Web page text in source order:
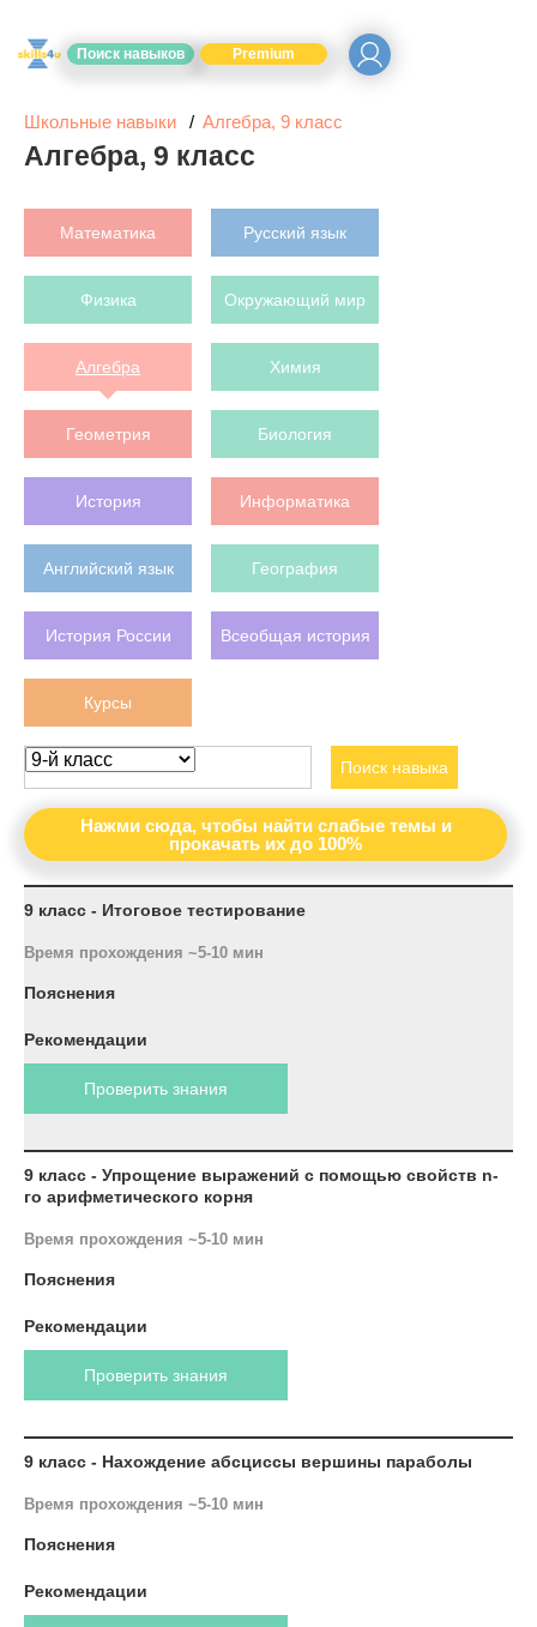
Поиск навыков Premium
Школьные навыки Алгебра, 9 класс
Алгебра, 9 класс
Математика Русский язык
Физика Окружающий мир
Алгебра Химия
Геометрия Биология
История Информатика
Английский язык География
История России Всеобщая история
Курсы
Поиск навыка
Нажми сюда, чтобы найти слабые темы и
прокачать их до 100%
9 класс - Итоговое тестирование
Время прохождения ~5-10 мин
Пояснения
Рекомендации
Проверить знания
9 класс - Упрощение выражений с помощью свойств n-
го арифметического корня
Время прохождения ~5-10 мин
Пояснения
Рекомендации
Проверить знания
9 класс - Нахождение абсциссы вершины параболы
Время прохождения ~5-10 мин
Пояснения
Рекомендации